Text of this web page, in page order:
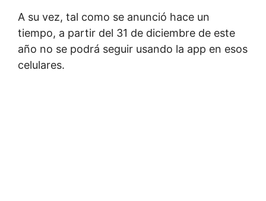
A su vez, tal como se anunció hace un
tiempo, a partir del 31 de diciembre de este
año no se podrá seguir usando la app en esos
celulares.